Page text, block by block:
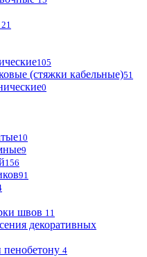
21
105
(стяжки кабельные)51
0
10
9
156
91
швов 11
декоративных
пенобетону 4